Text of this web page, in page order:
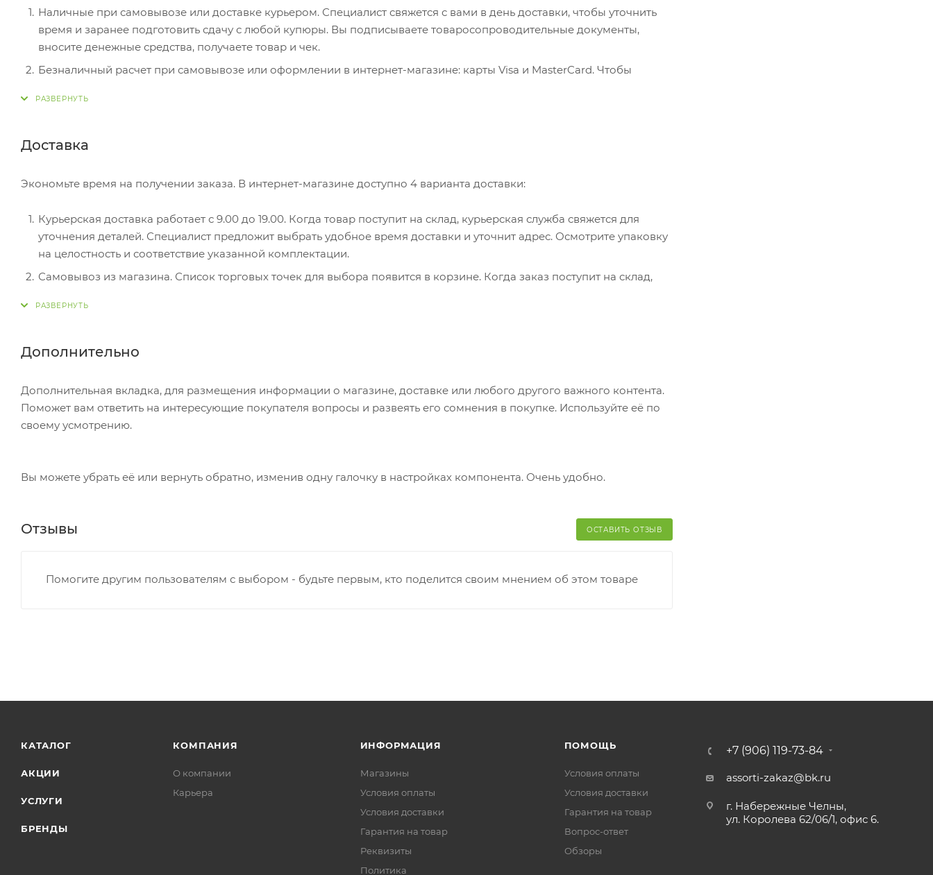
Наличные при самовывозе или доставке курьером. Специалист свяжется с вами в день доставки, чтобы уточнить
время и заранее подготовить сдачу с любой купюры. Вы подписываете товаросопроводительные документы,
вносите денежные средства, получаете товар и чек.
Безналичный расчет при самовывозе или оформлении в интернет-магазине: карты Visa и MasterCard. Чтобы
действия и имя держателя.
перенаправит вас на страницу платежного сервиса. Здесь необходимо заполнить форму по инструкции.
Доставка
Экономьте время на получении заказа. В интернет-магазине доступно 4 варианта доставки:
Курьерская доставка работает с 9.00 до 19.00. Когда товар поступит на склад, курьерская служба свяжется для
уточнения деталей. Специалист предложит выбрать удобное время доставки и уточнит адрес. Осмотрите упаковку
на целостность и соответствие указанной комплектации.
Самовывоз из магазина. Список торговых точек для выбора появится в корзине. Когда заказ поступит на склад,
Почтовая доставка через почту России. Когда заказ придет в отделение, на ваш адрес придет извещение о
самостоятельно вы можете только после оплаты заказа. Один заказ может содержать не больше 10 позиций и его
стоимость не должна превышать 100 000 р.
Дополнительно
Дополнительная вкладка, для размещения информации о магазине, доставке или любого другого важного контента.
Поможет вам ответить на интересующие покупателя вопросы и развеять его сомнения в покупке. Используйте её по
своему усмотрению.
Вы можете убрать её или вернуть обратно, изменив одну галочку в настройках компонента. Очень удобно.
Отзывы ОСТАВИТЬ ОТЗЫВ
Помогите другим пользователям с выбором - будьте первым, кто поделится своим мнением об этом товаре
КАТАЛОГ
АКЦИИ
УСЛУГИ
БРЕНДЫ
КОМПАНИЯ
О компании
Карьера
ИНФОРМАЦИЯ
Магазины
Условия оплаты
Условия доставки
Гарантия на товар
Реквизиты
Политика
ПОМОЩЬ
Условия оплаты
Условия доставки
Гарантия на товар
Вопрос-ответ
Обзоры
+7 (906) 119-73-84
assorti-zakaz@bk.ru
г. Набережные Челны,
ул. Королева 62/06/1, офис 6.